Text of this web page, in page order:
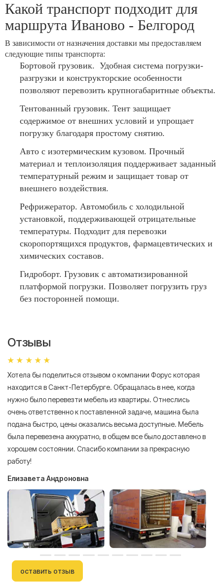
Какой транспорт подходит для
маршрута Иваново - Белгород
В зависимости от назначения доставки мы предоставляем
следующие типы транспорта:
Бортовой грузовик. Удобная система погрузки-
разгрузки и конструкторские особенности
позволяют перевозить крупногабаритные объекты.
Тентованный грузовик. Тент защищает
содержимое от внешних условий и упрощает
погрузку благодаря простому снятию.
Авто с изотермическим кузовом. Прочный
материал и теплоизоляция поддерживает заданный
температурный режим и защищает товар от
внешнего воздействия.
Рефрижератор. Автомобиль с холодильной
установкой, поддерживающей отрицательные
температуры. Подходит для перевозки
скоропортящихся продуктов, фармацевтических и
химических составов.
Гидроборт. Грузовик с автоматизированной
платформой погрузки. Позволяет погрузить груз
без посторонней помощи.
Отзывы
Хотела бы поделиться отзывом о компании Форус которая
находится в Санкт-Петербурге. Обращалась в нее, когда
нужно было перевезти мебель из квартиры. Отнеслись
очень ответственно к поставленной задаче, машина была
подана быстро, цены оказались весьма доступные. Мебель
была перевезена аккуратно, в общем все было доставлено в
хорошем состоянии. Спасибо компании за прекрасную
работу!
Елизавета Андроновна
оставить отзыв